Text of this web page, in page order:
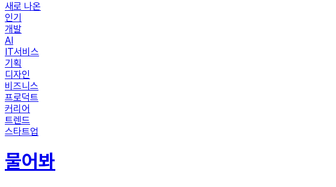
새로 나온
인기
개발
AI
IT서비스
기획
디자인
비즈니스
프로덕트
커리어
트렌드
스타트업
물어봐